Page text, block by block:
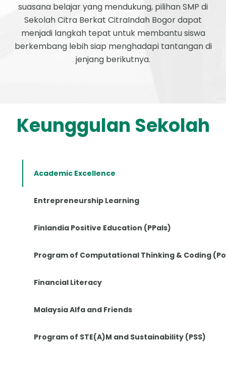
suasana belajar yang mendukung, pilihan SMP di
Sekolah Citra Berkat CitraIndah Bogor dapat
menjadi langkah tepat untuk membantu siswa
berkembang lebih siap menghadapi tantangan di
jenjang berikutnya.
Keunggulan Sekolah
Academic Excellence
Entrepreneurship Learning
Finlandia Positive Education (PPals)
Program of Computational Thinking & Coding
Financial Literacy
Malaysia Alfa and Friends
Program of STE(A)M and Sustainability (PSS)